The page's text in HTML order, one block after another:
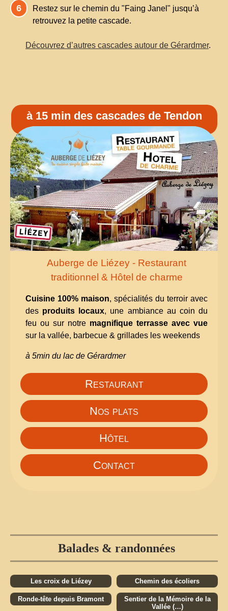
Restez sur le chemin du "Faing Janel" jusqu’à
retrouvez la petite cascade.
Découvrez d’autres cascades autour de Gérardmer.
à 15 min des cascades de Tendon
Auberge de Liézey - Restaurant
traditionnel & Hôtel de charme
Cuisine 100% maison, spécialités du terroir avec
des produits locaux, une ambiance au coin du
feu ou sur notre magnifique terrasse avec vue
sur la vallée, barbecue & grillades les weekends
à 5min du lac de Gérardmer
Restaurant
Nos plats
Hôtel
Contact
Balades & randonnées
Les croix de Liézey Chemin des écoliers
Ronde-tête depuis Bramont
Sentier de la Mémoire de la
Vallée (…)